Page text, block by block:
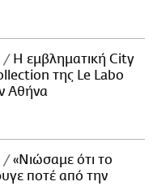
Η εμβληματική City
της Le Labo
Αθήνα
«Νιώσαμε ότι το
ποτέ από την